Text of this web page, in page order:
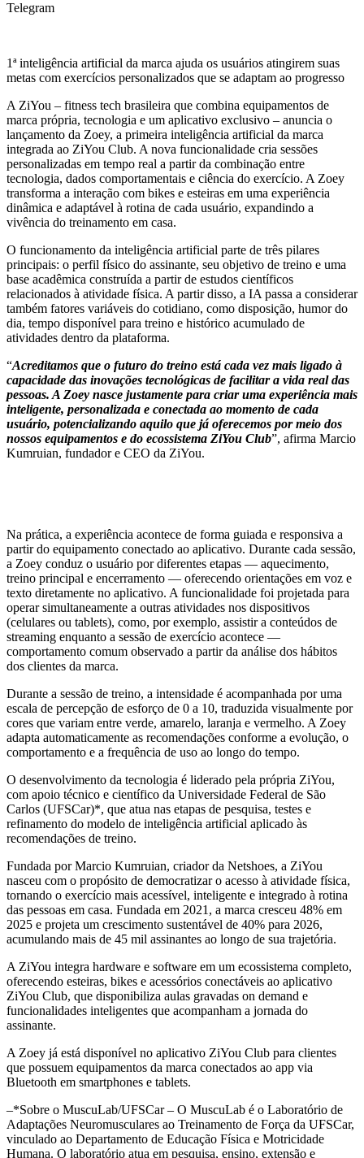
Telegram
1ª inteligência artificial da marca ajuda os usuários atingirem suas
metas com exercícios personalizados que se adaptam ao progresso
A ZiYou – fitness tech brasileira que combina equipamentos de
marca própria, tecnologia e um aplicativo exclusivo – anuncia o
lançamento da Zoey, a primeira inteligência artificial da marca
integrada ao ZiYou Club. A nova funcionalidade cria sessões
personalizadas em tempo real a partir da combinação entre
tecnologia, dados comportamentais e ciência do exercício. A Zoey
transforma a interação com bikes e esteiras em uma experiência
dinâmica e adaptável à rotina de cada usuário, expandindo a
vivência do treinamento em casa.
O funcionamento da inteligência artificial parte de três pilares
principais: o perfil físico do assinante, seu objetivo de treino e uma
base acadêmica construída a partir de estudos científicos
relacionados à atividade física. A partir disso, a IA passa a considerar
também fatores variáveis do cotidiano, como disposição, humor do
dia, tempo disponível para treino e histórico acumulado de
atividades dentro da plataforma.
“Acreditamos que o futuro do treino está cada vez mais ligado à
capacidade das inovações tecnológicas de facilitar a vida real das
pessoas. A Zoey nasce justamente para criar uma experiência mais
inteligente, personalizada e conectada ao momento de cada
usuário, potencializando aquilo que já oferecemos por meio dos
nossos equipamentos e do ecossistema ZiYou Club”, afirma Marcio
Kumruian, fundador e CEO da ZiYou.
Na prática, a experiência acontece de forma guiada e responsiva a
partir do equipamento conectado ao aplicativo. Durante cada sessão,
a Zoey conduz o usuário por diferentes etapas — aquecimento,
treino principal e encerramento — oferecendo orientações em voz e
texto diretamente no aplicativo. A funcionalidade foi projetada para
operar simultaneamente a outras atividades nos dispositivos
(celulares ou tablets), como, por exemplo, assistir a conteúdos de
streaming enquanto a sessão de exercício acontece —
comportamento comum observado a partir da análise dos hábitos
dos clientes da marca.
Durante a sessão de treino, a intensidade é acompanhada por uma
escala de percepção de esforço de 0 a 10, traduzida visualmente por
cores que variam entre verde, amarelo, laranja e vermelho. A Zoey
adapta automaticamente as recomendações conforme a evolução, o
comportamento e a frequência de uso ao longo do tempo.
O desenvolvimento da tecnologia é liderado pela própria ZiYou,
com apoio técnico e científico da Universidade Federal de São
Carlos (UFSCar)*, que atua nas etapas de pesquisa, testes e
refinamento do modelo de inteligência artificial aplicado às
recomendações de treino.
Fundada por Marcio Kumruian, criador da Netshoes, a ZiYou
nasceu com o propósito de democratizar o acesso à atividade física,
tornando o exercício mais acessível, inteligente e integrado à rotina
das pessoas em casa. Fundada em 2021, a marca cresceu 48% em
2025 e projeta um crescimento sustentável de 40% para 2026,
acumulando mais de 45 mil assinantes ao longo de sua trajetória.
A ZiYou integra hardware e software em um ecossistema completo,
oferecendo esteiras, bikes e acessórios conectáveis ao aplicativo
ZiYou Club, que disponibiliza aulas gravadas on demand e
funcionalidades inteligentes que acompanham a jornada do
assinante.
A Zoey já está disponível no aplicativo ZiYou Club para clientes
que possuem equipamentos da marca conectados ao app via
Bluetooth em smartphones e tablets.
–*Sobre o MuscuLab/UFSCar – O MuscuLab é o Laboratório de
Adaptações Neuromusculares ao Treinamento de Força da UFSCar,
vinculado ao Departamento de Educação Física e Motricidade
Humana. O laboratório atua em pesquisa, ensino, extensão e